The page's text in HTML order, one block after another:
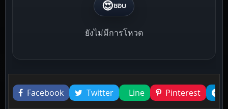
😍ชอบ
ยังไม่มีการโหวต
Liked this
Facebook
Twitter Line Pinterest